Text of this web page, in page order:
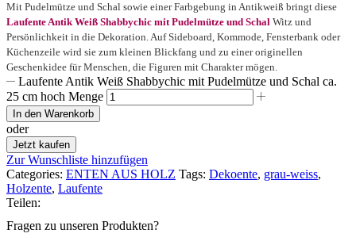
Mit Pudelmütze und Schal sowie einer Farbgebung in Antikweiß bringt diese
Laufente Antik Weiß Shabbychic mit Pudelmütze und Schal Witz und
Persönlichkeit in die Dekoration. Auf Sideboard, Kommode, Fensterbank oder
Küchenzeile wird sie zum kleinen Blickfang und zu einer originellen
Geschenkidee für Menschen, die Figuren mit Charakter mögen.
Laufente Antik Weiß Shabbychic mit Pudelmütze und Schal ca.
25 cm hoch Menge
In den Warenkorb
oder
Jetzt kaufen
Zur Wunschliste hinzufügen
Categories: ENTEN AUS HOLZ Tags: Dekoente, grau-weiss,
Holzente, Laufente
Teilen:
Fragen zu unseren Produkten?